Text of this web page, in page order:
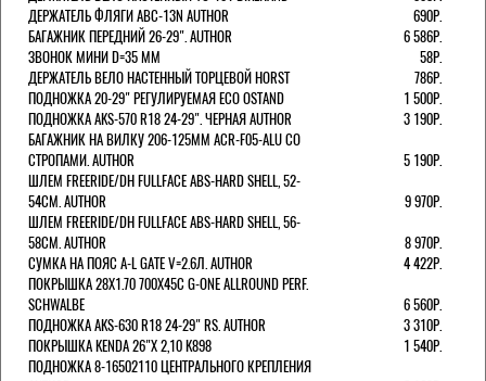
ДЕРЖАТЕЛЬ ФЛЯГИ ABC-13N AUTHOR
690Р.
БАГАЖНИК ПЕРЕДНИЙ 26-29". AUTHOR
6 586Р.
ЗВОНОК МИНИ D=35 ММ
58Р.
ДЕРЖАТЕЛЬ ВЕЛО НАСТЕННЫЙ ТОРЦЕВОЙ HORST
786Р.
ПОДНОЖКА 20-29" РЕГУЛИРУЕМАЯ ECO OSTAND
1 500Р.
ПОДНОЖКА AKS-570 R18 24-29". ЧЕРНАЯ AUTHOR
3 190Р.
БАГАЖНИК НА ВИЛКУ 206-125ММ ACR-F05-ALU СО
СТРОПАМИ. AUTHOR
5 190Р.
ШЛЕМ FREERIDE/DH FULLFACE ABS-HARD SHELL, 52-
54СМ. AUTHOR
9 970Р.
ШЛЕМ FREERIDE/DH FULLFACE ABS-HARD SHELL, 56-
58СМ. AUTHOR
8 970Р.
СУМКА НА ПОЯС A-L GATE V=2.6Л. AUTHOR
4 422Р.
ПОКРЫШКА 28X1.70 700X45C G-ONE ALLROUND PERF.
SCHWALBE
6 560Р.
ПОДНОЖКА AKS-630 R18 24-29" RS. AUTHOR
3 310Р.
ПОКРЫШКА KENDA 26"Х 2,10 K898
1 540Р.
ПОДНОЖКА 8-16502110 ЦЕНТРАЛЬНОГО КРЕПЛЕНИЯ